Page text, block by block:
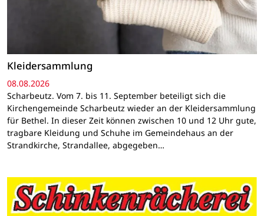
Kleidersammlung
08.08.2026
Scharbeutz. Vom 7. bis 11. September beteiligt sich die
Kirchengemeinde Scharbeutz wieder an der Kleidersammlung
für Bethel. In dieser Zeit können zwischen 10 und 12 Uhr gute,
tragbare Kleidung und Schuhe im Gemeindehaus an der
Strandkirche, Strandallee, abgegeben…